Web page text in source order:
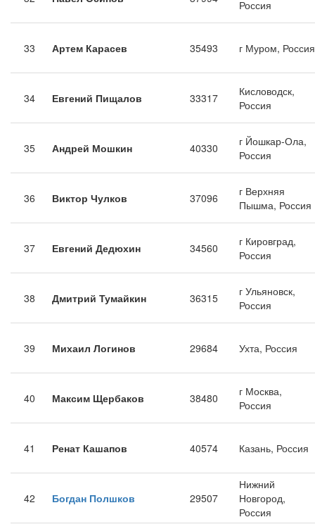
Россия
33 Артем Карасев 35493 г Муром, Россия
34 Евгений Пищалов 33317
Кисловодск,
Россия
35 Андрей Мошкин 40330
г Йошкар-Ола,
Россия
36 Виктор Чулков 37096
г Верхняя
Пышма, Россия
37 Евгений Дедюхин 34560
г Кировград,
Россия
38 Дмитрий Тумайкин 36315
г Ульяновск,
Россия
39 Михаил Логинов 29684 Ухта, Россия
40 Максим Щербаков 38480
г Москва,
Россия
41 Ренат Кашапов 40574 Казань, Россия
42 Богдан Полшков 29507
Нижний
Новгород,
Россия